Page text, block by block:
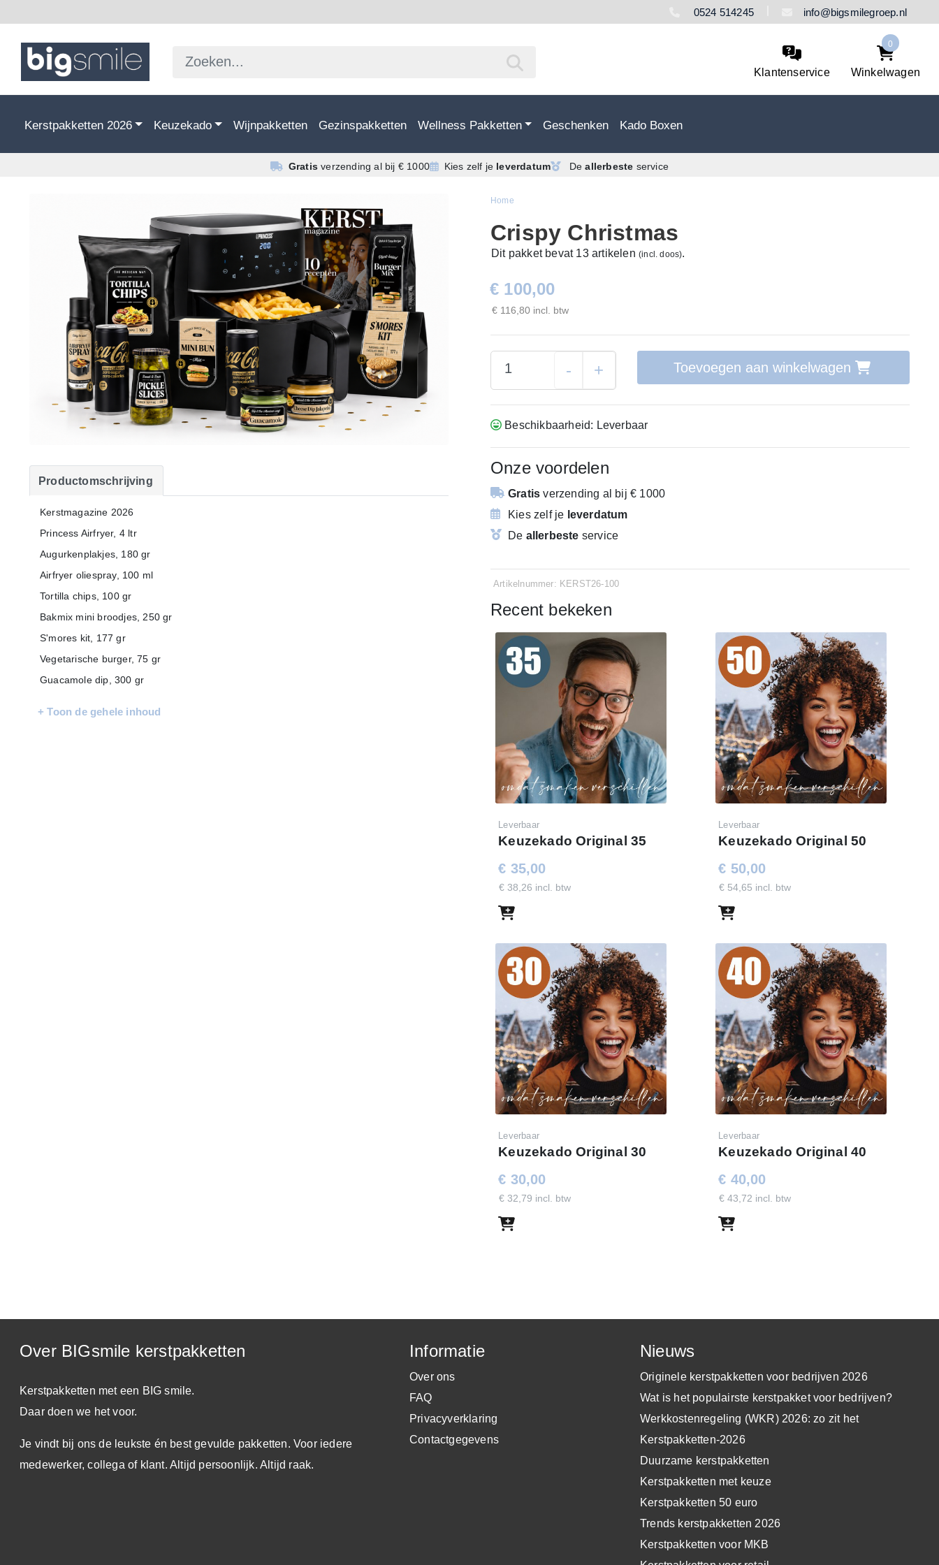
0524 514245 info@bigsmilegroep.nl
Klantenservice
0
Winkelwagen
Kerstpakketten 2026 Keuzekado Wijnpakketten Gezinspakketten Wellness Pakketten Geschenken Kado Boxen
Gratis verzendingal bij € 1000 Kies zelf je leverdatum Deallerbeste service
Productomschrijving
Kerstmagazine 2026
Princess Airfryer, 4 ltr
Augurkenplakjes, 180 gr
Airfryer oliespray, 100 ml
Tortilla chips, 100 gr
Bakmix mini broodjes, 250 gr
S'mores kit, 177 gr
Vegetarische burger, 75 gr
Guacamole dip, 300 gr
+ Toon de gehele inhoud
Home
Crispy Christmas
Dit pakket bevat 13 artikelen (incl. doos).
€ 100,00
€ 116,80 incl. btw
- + Toevoegen aan winkelwagen
Beschikbaarheid: Leverbaar
Onze voordelen
Gratis verzending al bij € 1000
Kies zelf je leverdatum
De allerbeste service
Artikelnummer: KERST26-100
Recent bekeken
Leverbaar
Keuzekado Original 35
€ 35,00
€ 38,26 incl. btw
Leverbaar
Keuzekado Original 50
€ 50,00
€ 54,65 incl. btw
Leverbaar
Keuzekado Original 30
€ 30,00
€ 32,79 incl. btw
Leverbaar
Keuzekado Original 40
€ 40,00
€ 43,72 incl. btw
Over BIGsmile kerstpakketten
Kerstpakketten met een BIG smile.
Daar doen we het voor.
Je vindt bij ons de leukste én best gevulde pakketten. Voor iedere
medewerker, collega of klant. Altijd persoonlijk. Altijd raak.
Informatie
Over ons
FAQ
Privacyverklaring
Contactgegevens
Nieuws
Originele kerstpakketten voor bedrijven 2026
Wat is het populairste kerstpakket voor bedrijven?
Werkkostenregeling (WKR) 2026: zo zit het
Kerstpakketten-2026
Duurzame kerstpakketten
Kerstpakketten met keuze
Kerstpakketten 50 euro
Trends kerstpakketten 2026
Kerstpakketten voor MKB